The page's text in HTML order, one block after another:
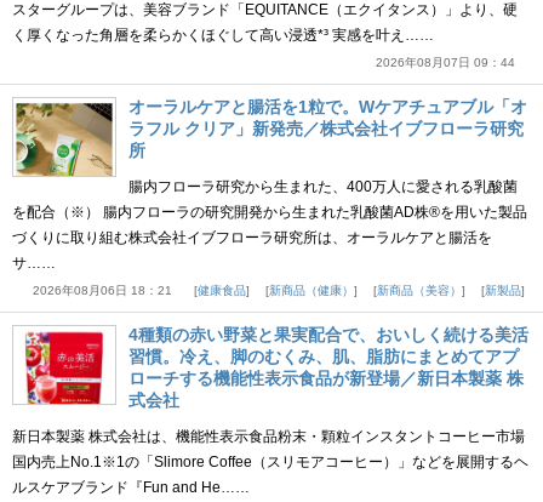
スターグループは、美容ブランド「EQUITANCE（エクイタンス）」より、硬
く厚くなった角層を柔らかくほぐして高い浸透*³ 実感を叶え……
2026年08月07日 09：44
オーラルケアと腸活を1粒で。Wケアチュアブル「オ
ラフル クリア」新発売／株式会社イブフローラ研究
所
腸内フローラ研究から生まれた、400万人に愛される乳酸菌
を配合（※） 腸内フローラの研究開発から生まれた乳酸菌AD株®を用いた製品
づくりに取り組む株式会社イブフローラ研究所は、オーラルケアと腸活を
サ……
2026年08月06日 18：21 健康食品 新商品（健康） 新商品（美容） 新製品
4種類の赤い野菜と果実配合で、おいしく続ける美活
習慣。冷え、脚のむくみ、肌、脂肪にまとめてアプ
ローチする機能性表示食品が新登場／新日本製薬 株
式会社
新日本製薬 株式会社は、機能性表示食品粉末・顆粒インスタントコーヒー市場
国内売上No.1※1の「Slimore Coffee（スリモアコーヒー）」などを展開するヘ
ルスケアブランド『Fun and He……